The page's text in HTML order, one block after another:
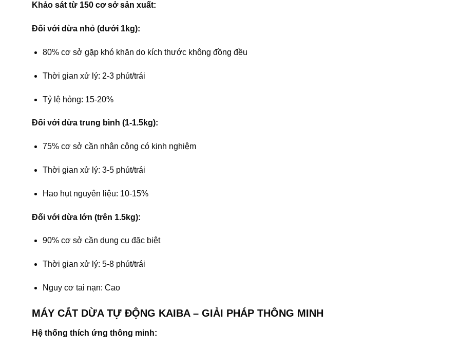
Khảo sát từ 150 cơ sở sản xuất:
Đối với dừa nhỏ (dưới 1kg):
80% cơ sở gặp khó khăn do kích thước không đồng đều
Thời gian xử lý: 2-3 phút/trái
Tỷ lệ hỏng: 15-20%
Đối với dừa trung bình (1-1.5kg):
75% cơ sở cần nhân công có kinh nghiệm
Thời gian xử lý: 3-5 phút/trái
Hao hụt nguyên liệu: 10-15%
Đối với dừa lớn (trên 1.5kg):
90% cơ sở cần dụng cụ đặc biệt
Thời gian xử lý: 5-8 phút/trái
Nguy cơ tai nạn: Cao
MÁY CẮT DỪA TỰ ĐỘNG KAIBA – GIẢI PHÁP THÔNG MINH
Hệ thống thích ứng thông minh: